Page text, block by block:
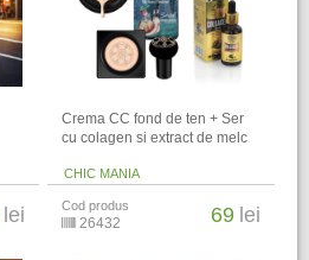
lei
Crema CC fond de ten + Ser
cu colagen si extract de melc
CHIC MANIA
Cod produs
26432 69 lei